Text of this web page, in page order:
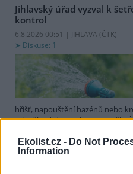
Ekolist.cz - Do Not
Information
Jihlavský úřad vyzval k
kontrol
6.8.2026 00:51 | JIHLAVA (ČTK)
Diskuse: 1
hřišť, napouštění bazénů nebo
mluvčí radnice Radovan Daněk.
kontrolovat povolené odběry.
všechny obce spadající pod
působností.